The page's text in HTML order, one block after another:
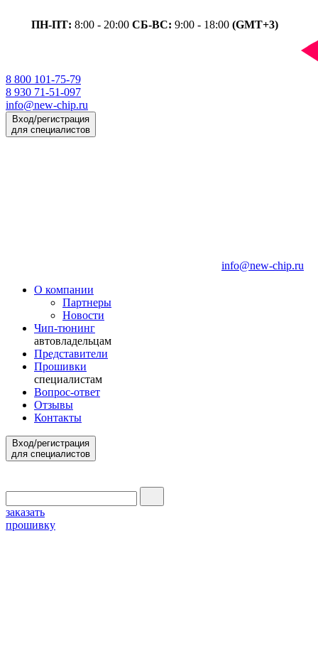
ПН-ПТ: 8:00 - 20:00 СБ-ВС: 9:00 - 18:00 (GMT+3)
8 800 101-75-79
8 930 71-51-097
info@new-chip.ru
Вход/регистрация
для специалистов
info@new-chip.ru
О компании
Партнеры
Новости
Чип-тюнинг
автовладельцам
Представители
Прошивки
специалистам
Вопрос-ответ
Отзывы
Контакты
Вход/регистрация
для специалистов
заказать
прошивку